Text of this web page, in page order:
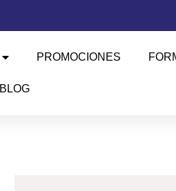
PROMOCIONES
BLOG